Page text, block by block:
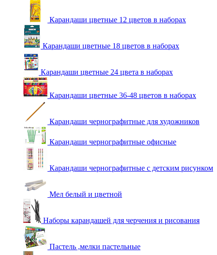
Карандаши цветные 12 цветов в наборах
Карандаши цветные 18 цветов в наборах
Карандаши цветные 24 цвета в наборах
Карандаши цветные 36-48 цветов в наборах
Карандаши чернографитные для художников
Карандаши чернографитные офисные
Карандаши чернографитные с детским рисунком
Мел белый и цветной
Наборы карандашей для черчения и рисования
Пастель ,мелки пастельные